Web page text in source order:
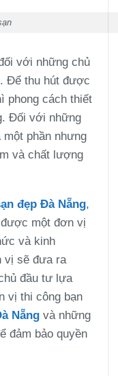
với những chủ
Để thu hút được
phong cách thiết
Đối với những
phần nhưng
và chất lượng
đẹp Đà Nẵng,
một đơn vị
và kinh
vị sẽ đưa ra
đầu tư lựa
vị thi công bạn
Nẵngvà những
đảm bảo quyền